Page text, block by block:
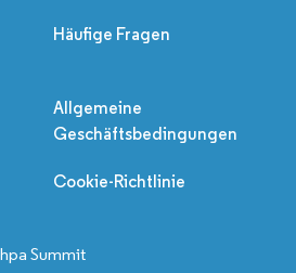
Häufige Fragen
Allgemeine
Geschäftsbedingungen
Cookie-Richtlinie
Summit